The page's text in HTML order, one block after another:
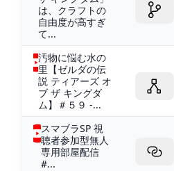
は、クラフトの
自由度が高すぎ
て...
汚物に悩む水の
里【ゼルダの伝
説 ティアーズ オ
ブ ザ キングダ
ム】＃５９ -...
スマブラSP 視
聴者参加型無人
専用部屋配信
#...